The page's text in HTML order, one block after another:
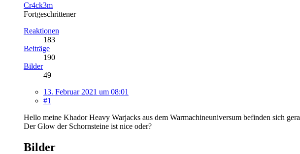
Cr4ck3m
Fortgeschrittener
Reaktionen
183
Beiträge
190
Bilder
49
13. Februar 2021 um 08:01
#1
Hello meine Khador Heavy Warjacks aus dem Warmachineuniversum befinden sich
Der Glow der Schornsteine ist nice oder?
Bilder